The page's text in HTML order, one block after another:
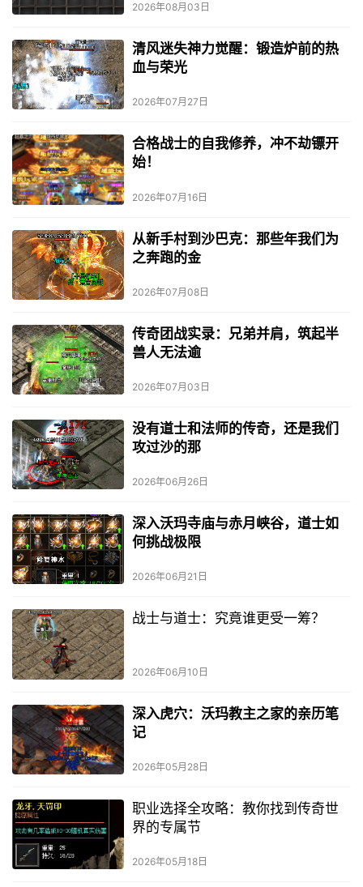
2026年08月03日
清风迷失神力觉醒：锻造炉前的热
血与荣光
2026年07月27日
合格战士的自我修养，冲不劫镖开
始！
2026年07月16日
从新手村到沙巴克：那些年我们为
之奔跑的金
2026年07月08日
传奇团战实录：兄弟并肩，筑起半
兽人无法逾
2026年07月03日
没有道士和法师的传奇，还是我们
攻过沙的那
2026年06月26日
深入沃玛寺庙与赤月峡谷，道士如
何挑战极限
2026年06月21日
战士与道士：究竟谁更受一筹？
2026年06月10日
深入虎穴：沃玛教主之家的亲历笔
记
2026年05月28日
职业选择全攻略：教你找到传奇世
界的专属节
2026年05月18日